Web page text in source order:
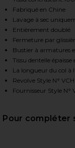
Fabriqué en Chine
Lavage à sec
Entièrement doublé
Fermeture par
Bustier à armatures
Tissu dentelle
La longueur du col à
Revolve Style N°
Fournisseur Style N°
Pour compléter